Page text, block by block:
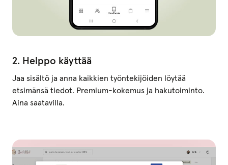
2. Helppo käyttää
Jaa sisältö ja anna kaikkien työntekijöiden löytää
etsimänsä tiedot. Premium-kokemus ja hakutoiminto.
Aina saatavilla.